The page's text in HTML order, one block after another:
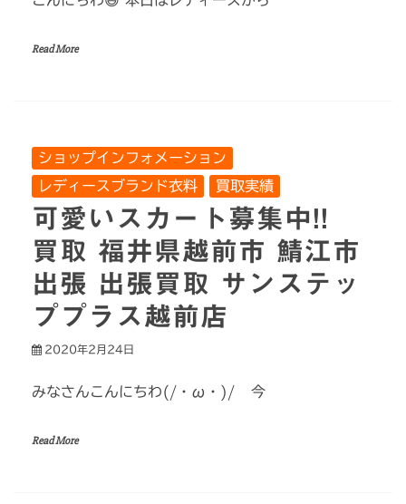
Read More
ショップインフォメーション
レディースブランド衣料
買取実績
可愛いスカート募集中!!
買取 福井県越前市 鯖江市
出張 出張買取 サンステッ
ププラス越前店
2020年2月24日
みなさんこんにちわ(/・ω・)/ 今
Read More